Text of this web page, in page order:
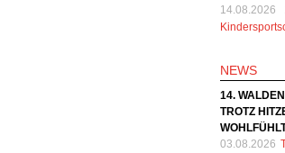
14.08.2026
NEWS
14.
TROTZ
03.08.2026